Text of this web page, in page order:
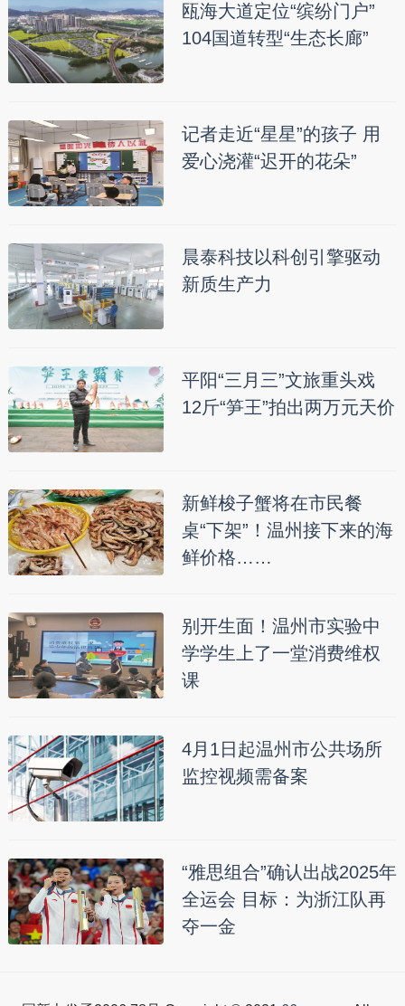
瓯海大道定位“缤纷门户”
104国道转型“生态长廊”
记者走近“星星”的孩子 用
爱心浇灌“迟开的花朵”
晨泰科技以科创引擎驱动
新质生产力
平阳“三月三”文旅重头戏
12斤“笋王”拍出两万元天价
新鲜梭子蟹将在市民餐
桌“下架”！温州接下来的海
鲜价格……
别开生面！温州市实验中
学学生上了一堂消费维权
课
4月1日起温州市公共场所
监控视频需备案
“雅思组合”确认出战2025年
全运会 目标：为浙江队再
夺一金